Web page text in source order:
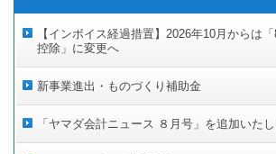
【インボイス経過措置】2026年10月からは
控除」に変更へ
新事業進出・ものづくり補助金
「ヤマダ会計ニュース ８月号」を追加いたし